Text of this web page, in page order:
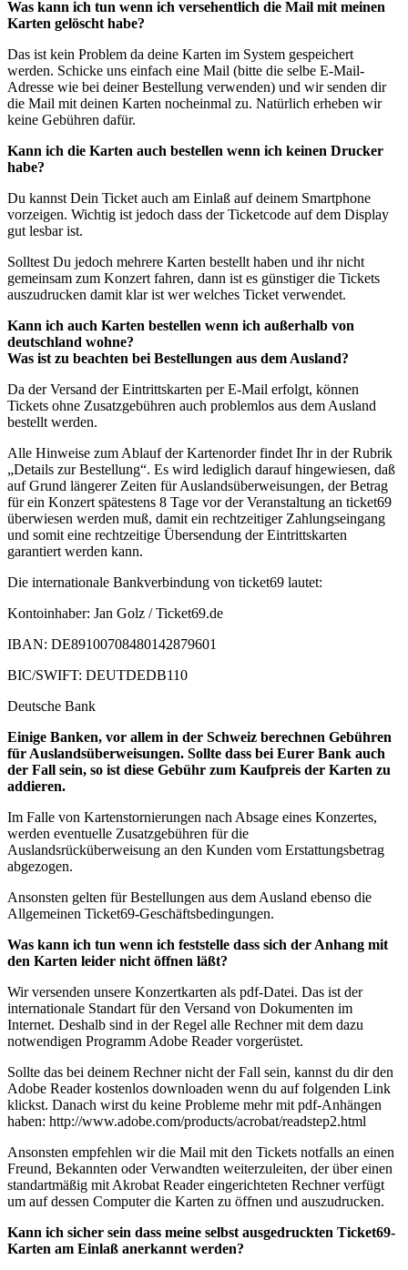
Was kann ich tun wenn ich versehentlich die Mail mit meinen
Karten gelöscht habe?
Das ist kein Problem da deine Karten im System gespeichert
werden. Schicke uns einfach eine Mail (bitte die selbe E-Mail-
Adresse wie bei deiner Bestellung verwenden) und wir senden dir
die Mail mit deinen Karten nocheinmal zu. Natürlich erheben wir
keine Gebühren dafür.
Kann ich die Karten auch bestellen wenn ich keinen Drucker
habe?
Du kannst Dein Ticket auch am Einlaß auf deinem Smartphone
vorzeigen. Wichtig ist jedoch dass der Ticketcode auf dem Display
gut lesbar ist.
Solltest Du jedoch mehrere Karten bestellt haben und ihr nicht
gemeinsam zum Konzert fahren, dann ist es günstiger die Tickets
auszudrucken damit klar ist wer welches Ticket verwendet.
Kann ich auch Karten bestellen wenn ich außerhalb von
deutschland wohne?
Was ist zu beachten bei Bestellungen aus dem Ausland?
Da der Versand der Eintrittskarten per E-Mail erfolgt, können
Tickets ohne Zusatzgebühren auch problemlos aus dem Ausland
bestellt werden.
Alle Hinweise zum Ablauf der Kartenorder findet Ihr in der Rubrik
„Details zur Bestellung“. Es wird lediglich darauf hingewiesen, daß
auf Grund längerer Zeiten für Auslandsüberweisungen, der Betrag
für ein Konzert spätestens 8 Tage vor der Veranstaltung an ticket69
überwiesen werden muß, damit ein rechtzeitiger Zahlungseingang
und somit eine rechtzeitige Übersendung der Eintrittskarten
garantiert werden kann.
Die internationale Bankverbindung von ticket69 lautet:
Kontoinhaber: Jan Golz / Ticket69.de
IBAN: DE89100708480142879601
BIC/SWIFT: DEUTDEDB110
Deutsche Bank
Einige Banken, vor allem in der Schweiz berechnen Gebühren
für Auslandsüberweisungen. Sollte dass bei Eurer Bank auch
der Fall sein, so ist diese Gebühr zum Kaufpreis der Karten zu
addieren.
Im Falle von Kartenstornierungen nach Absage eines Konzertes,
werden eventuelle Zusatzgebühren für die
Auslandsrücküberweisung an den Kunden vom Erstattungsbetrag
abgezogen.
Ansonsten gelten für Bestellungen aus dem Ausland ebenso die
Allgemeinen Ticket69-Geschäftsbedingungen.
Was kann ich tun wenn ich feststelle dass sich der Anhang mit
den Karten leider nicht öffnen läßt?
Wir versenden unsere Konzertkarten als pdf-Datei. Das ist der
internationale Standart für den Versand von Dokumenten im
Internet. Deshalb sind in der Regel alle Rechner mit dem dazu
notwendigen Programm Adobe Reader vorgerüstet.
Sollte das bei deinem Rechner nicht der Fall sein, kannst du dir den
Adobe Reader kostenlos downloaden wenn du auf folgenden Link
klickst. Danach wirst du keine Probleme mehr mit pdf-Anhängen
haben: http://www.adobe.com/products/acrobat/readstep2.html
Ansonsten empfehlen wir die Mail mit den Tickets notfalls an einen
Freund, Bekannten oder Verwandten weiterzuleiten, der über einen
standartmäßig mit Akrobat Reader eingerichteten Rechner verfügt
um auf dessen Computer die Karten zu öffnen und auszudrucken.
Kann ich sicher sein dass meine selbst ausgedruckten Ticket69-
Karten am Einlaß anerkannt werden?